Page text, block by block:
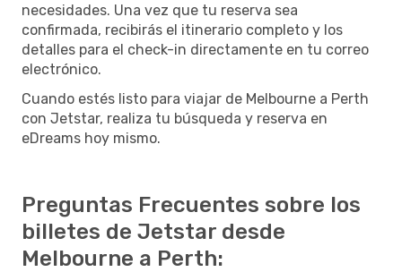
necesidades. Una vez que tu reserva sea
confirmada, recibirás el itinerario completo y los
detalles para el check-in directamente en tu correo
electrónico.
Cuando estés listo para viajar de Melbourne a Perth
con Jetstar, realiza tu búsqueda y reserva en
eDreams hoy mismo.
Preguntas Frecuentes sobre los
billetes de Jetstar desde
Melbourne a Perth: